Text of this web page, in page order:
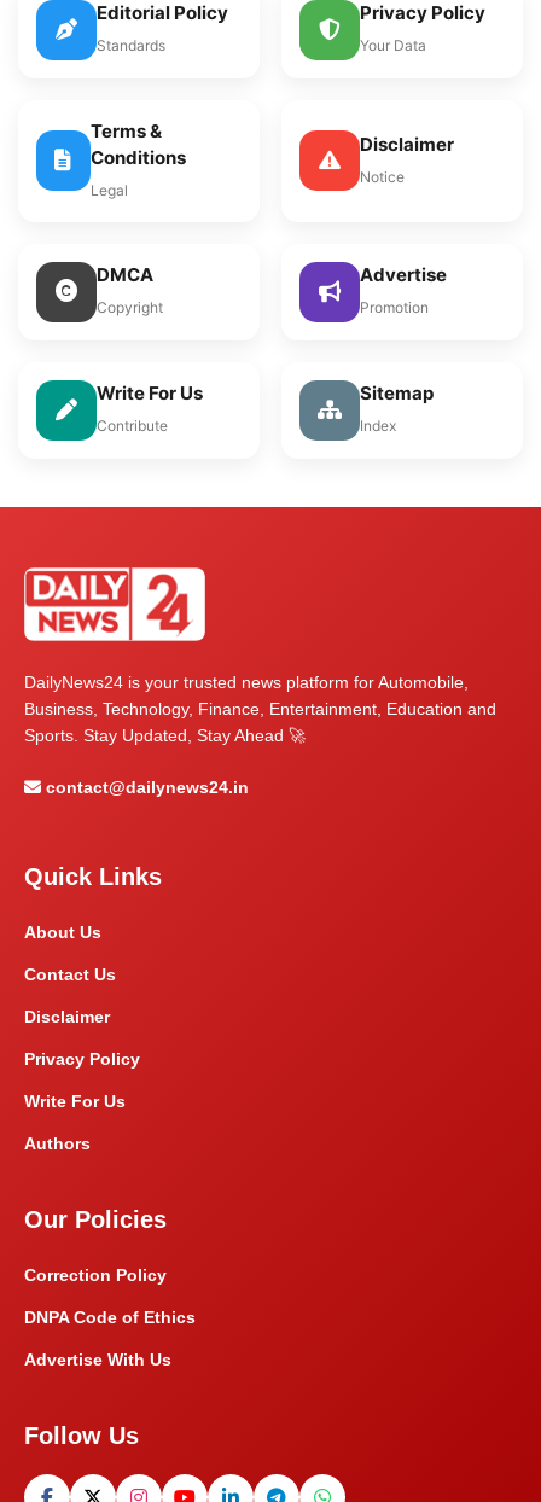
Editorial Policy
Standards
Privacy Policy
Your Data
Terms &
Conditions
Legal
Disclaimer
Notice
DMCA
Copyright
Advertise
Promotion
Write For Us
Contribute
Sitemap
Index
DailyNews24 is your trusted news platform for Automobile,
Business, Technology, Finance, Entertainment, Education and
Sports. Stay Updated, Stay Ahead 🚀
contact@dailynews24.in
Quick Links
About Us
Contact Us
Disclaimer
Privacy Policy
Write For Us
Authors
Our Policies
Correction Policy
DNPA Code of Ethics
Advertise With Us
Follow Us